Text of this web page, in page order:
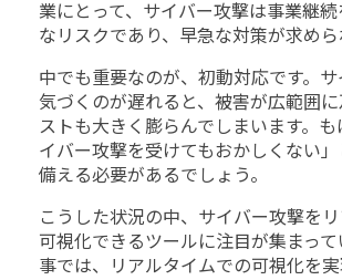
業にとって、サイバー攻撃は事業継
なリスクであり、早急な対策が求めら
中でも重要なのが、初動対応です。
気づくのが遅れると、被害が広範囲
ストも大きく膨らんでしまいます。
イバー攻撃を受けてもおかしくない
備える必要があるでしょう。
こうした状況の中、サイバー攻撃を
可視化できるツールに注目が集まっ
事では、リアルタイムでの可視化を